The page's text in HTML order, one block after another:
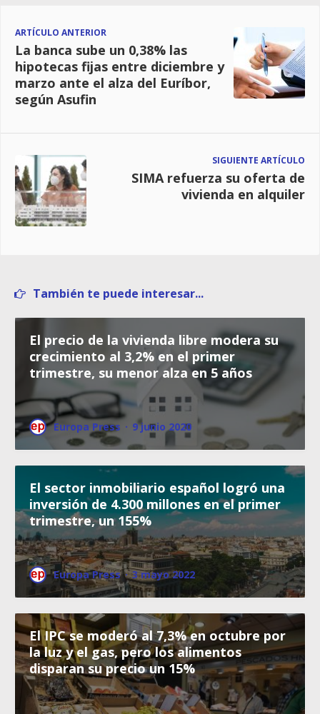
ARTÍCULO ANTERIOR
La banca sube un 0,38% las
hipotecas fijas entre diciembre y
marzo ante el alza del Euríbor,
según Asufin
SIGUIENTE ARTÍCULO
SIMA refuerza su oferta de
vivienda en alquiler
También te puede interesar...
El precio de la vivienda libre modera su
crecimiento al 3,2% en el primer
trimestre, su menor alza en 5 años
Europa Press · 9 junio 2020
El sector inmobiliario español logró una
inversión de 4.300 millones en el primer
trimestre, un 155%
Europa Press · 3 mayo 2022
El IPC se moderó al 7,3% en octubre por
la luz y el gas, pero los alimentos
disparan su precio un 15%